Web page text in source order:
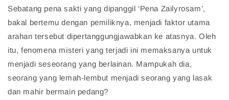
Sebatang pena sakti yang dipanggil ‘Pena Zailyrosam’,
bakal bertemu dengan pemiliknya, menjadi faktor utama
arahan tersebut dipertanggungjawabkan ke atasnya. Oleh
itu, fenomena misteri yang terjadi ini memaksanya untuk
menjadi seseorang yang berlainan. Mampukah dia,
seorang yang lemah-lembut menjadi seorang yang lasak
dan mahir bermain pedang?